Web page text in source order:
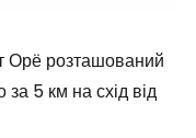
Орё розташований
5 км на схід від